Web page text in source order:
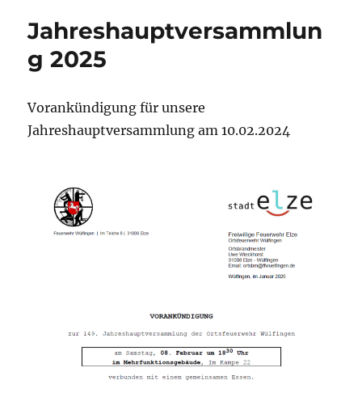
Jahreshauptversammlun
g 2025
Vorankündigung für unsere
Jahreshauptversammlung am 10.02.2024